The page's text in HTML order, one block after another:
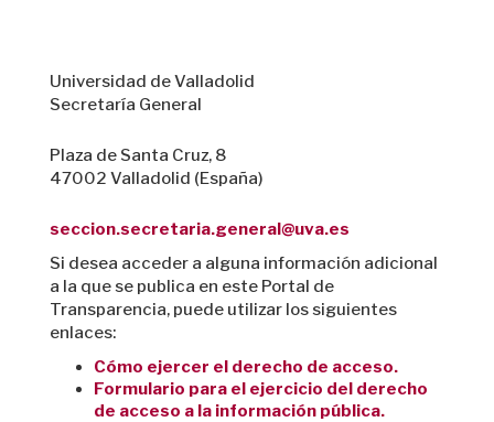
Universidad de Valladolid
Secretaría General
Plaza de Santa Cruz, 8
47002 Valladolid (España)
seccion.secretaria.general@uva.es
Si desea acceder a alguna información adicional
a la que se publica en este Portal de
Transparencia, puede utilizar los siguientes
enlaces:
Cómo ejercer el derecho de acceso.
Formulario para el ejercicio del derecho
de acceso a la información pública.